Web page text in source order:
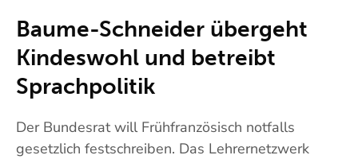
Baume-Schneider übergeht
Kindeswohl und betreibt
Sprachpolitik
Der Bundesrat will Frühfranzösisch notfalls
gesetzlich festschreiben. Das Lehrernetzwerk